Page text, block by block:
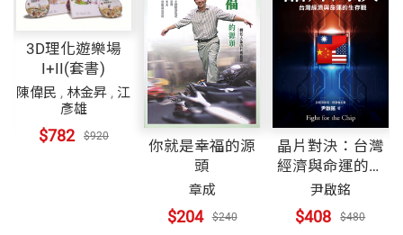
3D理化遊樂場
I+II(套書)
陳偉民 , 林金昇 , 江
彥雄
$782 $920
你就是幸福的源
頭
章成
$204 $240
晶片對決：台灣
經濟與命運的生
存戰
尹啟銘
$408 $480